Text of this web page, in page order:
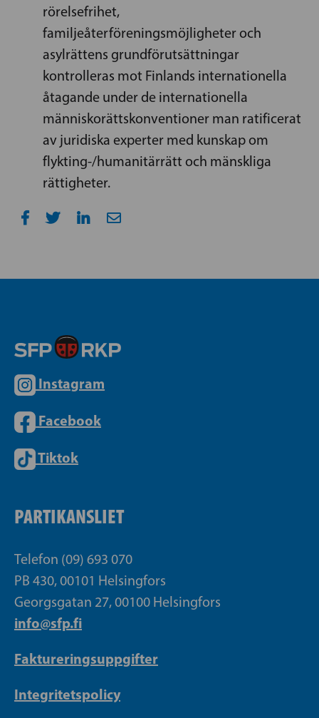
rörelsefrihet,
familjeåterföreningsmöjligheter och
asylrättens grundförutsättningar
kontrolleras mot Finlands internationella
åtagande under de internationella
människorättskonventioner man ratificerat
av juridiska experter med kunskap om
flykting-/humanitärrätt och mänskliga
rättigheter.
Instagram
Facebook
Tiktok
PARTIKANSLIET
Telefon (09) 693 070
PB 430, 00101 Helsingfors
Georgsgatan 27, 00100 Helsingfors
info@sfp.fi
Faktureringsuppgifter
Integritetspolicy